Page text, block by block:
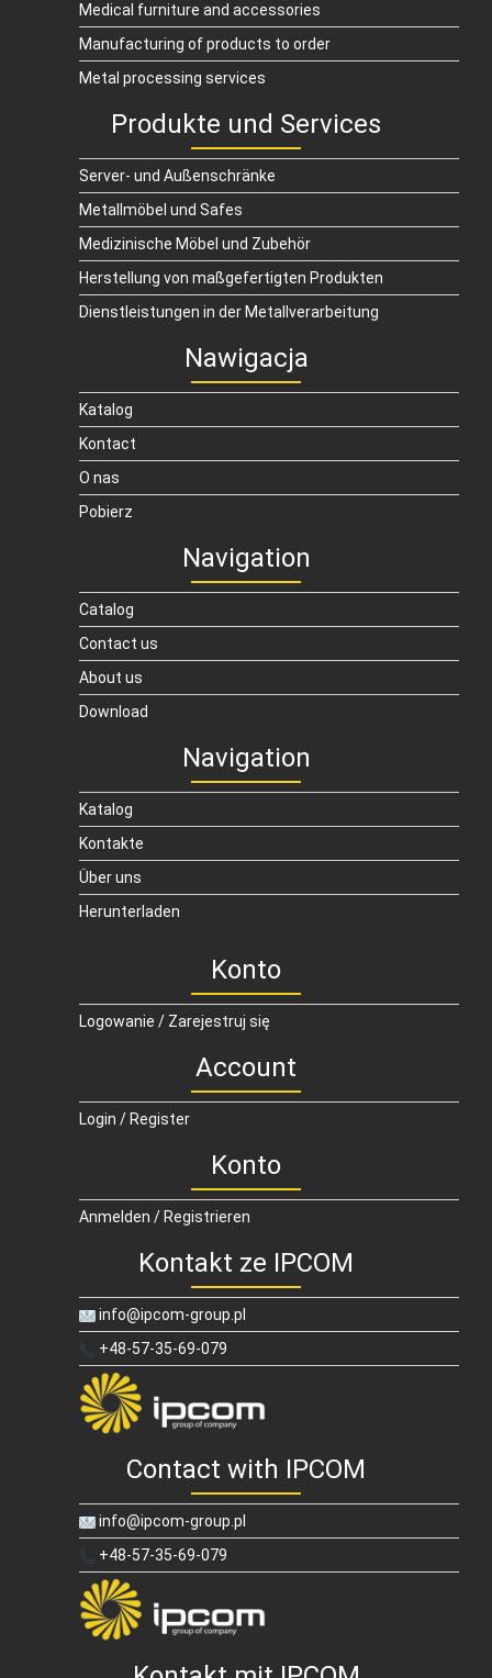
Medical furniture and accessories
Manufacturing of products to order
Metal processing services
Produkte und Services
Server- und Außenschränke
Metallmöbel und Safes
Medizinische Möbel und Zubehör
Herstellung von maßgefertigten Produkten
Dienstleistungen in der Metallverarbeitung
Nawigacja
Katalog
Kontact
O nas
Pobierz
Navigation
Catalog
Contact us
About us
Download
Navigation
Katalog
Kontakte
Über uns
Herunterladen
Konto
Logowanie / Zarejestruj się
Account
Login / Register
Konto
Anmelden / Registrieren
Kontakt ze IPCOM
info@ipcom-group.pl
+48-57-35-69-079
Contact with IPCOM
info@ipcom-group.pl
+48-57-35-69-079